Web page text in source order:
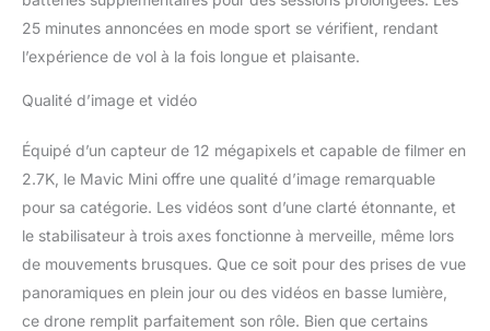
3x batterie de vol
télécommande, 3x
USB, USB-C, Lightning),
clé de rechange Déroulé :
160 à 202 à 55 mm (L-W-
H) Système
d'exploitation requis: iOS
v10.0 ou version
ultérieure Android v6.0
ou version ultérieure Le
25 minutes annoncées en mode sport se vérifient, rendant
l’expérience de vol à la fois longue et plaisante.
Qualité d’image et vidéo
Équipé d’un capteur de 12 mégapixels et capable de filmer en
2.7K, le Mavic Mini offre une qualité d’image remarquable
pour sa catégorie. Les vidéos sont d’une clarté étonnante, et
le stabilisateur à trois axes fonctionne à merveille, même lors
de mouvements brusques. Que ce soit pour des prises de vue
panoramiques en plein jour ou des vidéos en basse lumière,
ce drone remplit parfaitement son rôle. Bien que certains